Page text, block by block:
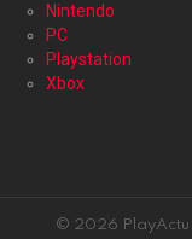
Nintendo
PC
Playstation
Xbox
© 2026